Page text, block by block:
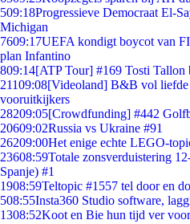
509:18Progressieve Democraat El-
Michigan
7609:17UEFA kondigt boycot van
plan Infantino
809:14[ATP Tour] #169 Tosti Tallon
21109:08[Videoland] B&B vol liefde
vooruitkijkers
28209:05[Crowdfunding] #442
20609:02Russia vs Ukraine #91
26209:00Het enige echte LEGO-
23608:59Totale zonsverduistering
Spanje) #1
1908:59Teltopic #1557 tel door en
508:55Insta360 Studio software,
1308:52Koot en Bie hun tijd ver